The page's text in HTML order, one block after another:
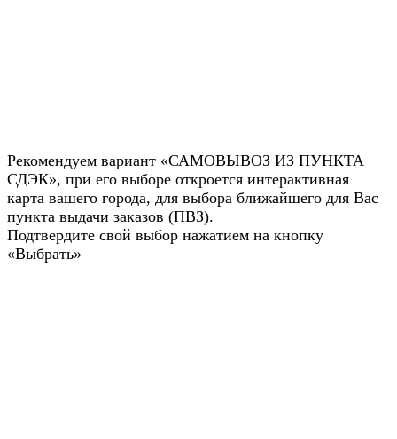
Рекомендуем вариант «САМОВЫВОЗ ИЗ ПУНКТА
СДЭК», при его выборе откроется интерактивная
карта вашего города, для выбора ближайшего для Вас
пункта выдачи заказов (ПВЗ).
Подтвердите свой выбор нажатием на кнопку
«Выбрать»